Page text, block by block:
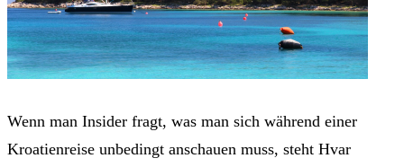
Wenn man Insider fragt, was man sich während einer
Kroatienreise unbedingt anschauen muss, steht Hvar